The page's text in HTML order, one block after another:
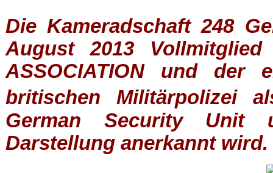
Die Kameradschaft 248
August 2013
ASSOCIATIONund der
britischen
Militärpolizei
German Security Unit
Darstellung anerkannt wird.